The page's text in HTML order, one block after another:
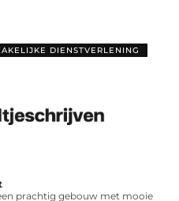
DIENSTVERLENING
prachtig gebouw met mooie